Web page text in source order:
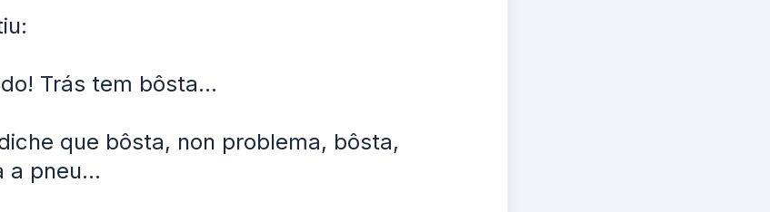
Trás tem bôsta...
que bôsta, non problema, bôsta,
a pneu...